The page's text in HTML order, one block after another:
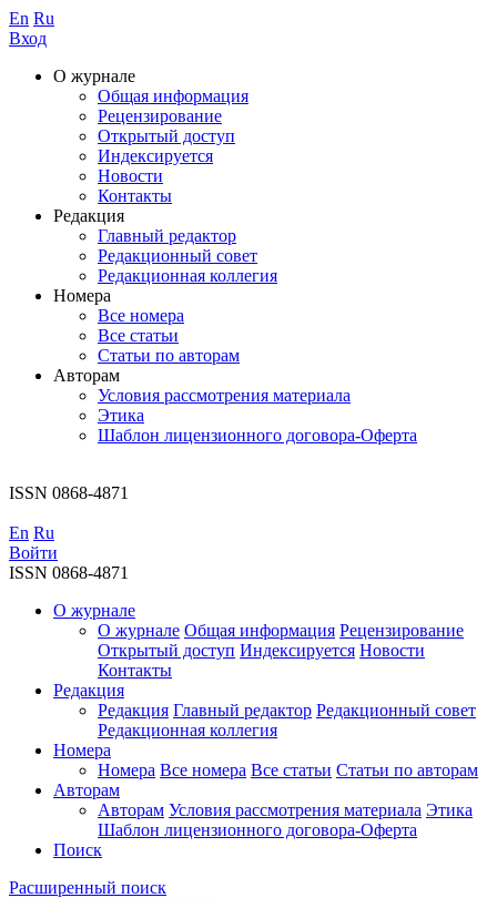
En Ru
Вход
О журнале
Общая информация
Рецензирование
Открытый доступ
Индексируется
Новости
Контакты
Редакция
Главный редактор
Редакционный совет
Редакционная коллегия
Номера
Все номера
Все статьи
Статьи по авторам
Авторам
Условия рассмотрения материала
Этика
Шаблон лицензионного договора-Оферта
ISSN 0868-4871
En Ru
Войти
ISSN 0868-4871
О журнале
О журнале Общая информация Рецензирование
Открытый доступ Индексируется Новости
Контакты
Редакция
Редакция Главный редактор Редакционный совет
Редакционная коллегия
Номера
Номера Все номера Все статьи Статьи по авторам
Авторам
Авторам Условия рассмотрения материала Этика
Шаблон лицензионного договора-Оферта
Поиск
Расширенный поиск